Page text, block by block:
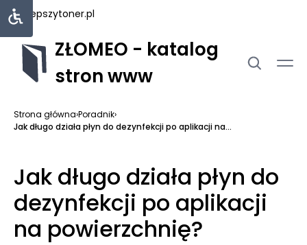
najlepszytoner.pl
ZŁOMEO - katalog
stron www
Strona główna›Poradnik›
Jak długo działa płyn do dezynfekcji po aplikacji na...
Jak długo działa płyn do
dezynfekcji po aplikacji
na powierzchnię?